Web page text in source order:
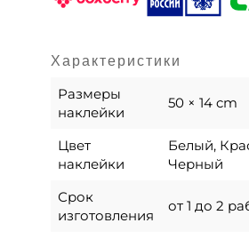
Характеристики
Размеры
наклейки
50 × 14 cm
Цвет
наклейки
Белый,
Черный
Срок
изготовления
от 1 до 2